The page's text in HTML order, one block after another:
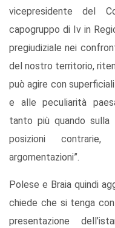
vicepresidente del
capogruppo di Iv in
pregiudiziale nei
del nostro territorio,
può agire con
e alle peculiarità
tanto più quando
posizioni
argomentazioni”.
Polese e Braia quindi
chiede che si tenga
presentazione